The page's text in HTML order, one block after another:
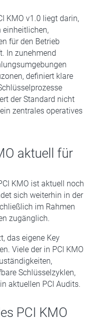
KMO v1.0 liegt darin,
einheitlichen,
für den Betrieb
In zunehmend
definiert klare
der Standard nicht
zentrales operatives
aktuell für
KMO ist aktuell noch
sich weiterhin in der
im Rahmen
zugänglich.
das eigene Key
Viele der in PCI KMO
Schlüsselzyklen,
aktuellen PCI Audits.
PCI KMO